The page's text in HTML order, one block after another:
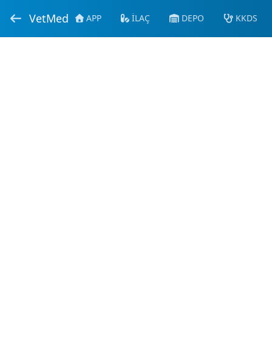
VetMed APP İLAÇ DEPO KKDS